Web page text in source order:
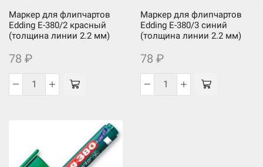
цвет:
черный
2.2
мм
Маркер для флипчартов
Edding E-380/2 красный
(толщина линии 2.2 мм)
78 ₽
Количество
флипчартов
Edding
Маркер для флипчартов
Edding E-380/3 синий
(толщина линии 2.2 мм)
78 ₽
Количество